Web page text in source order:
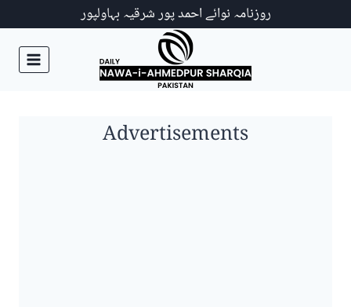
روزنامہ نوائے احمد پور شرقیہ بہاولپور
Advertisements